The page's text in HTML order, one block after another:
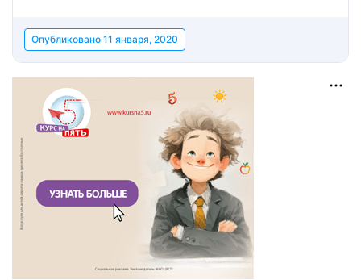
Опубликовано 11 января, 2020